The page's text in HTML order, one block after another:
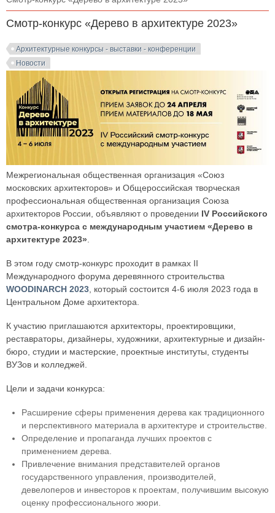
Смотр-конкурс «Дерево в архитектуре 2023»
Архитектурные конкурсы - выставки - конференции
Новости
Межрегиональная общественная организация «Союз
московских архитекторов» и Общероссийская творческая
профессиональная общественная организация Союза
архитекторов России, объявляют о проведении IV Российского
смотра-конкурса с международным участием «Дерево в
архитектуре 2023»
В этом году смотр-конкурс проходит в рамках II
Международного форума деревянного строительства
WOODINARCH 2023 , который состоится 4-6 июля 2023 года в
Центральном Доме архитектора.
К участию приглашаются архитекторы, проектировщики,
реставраторы, дизайнеры, художники, архитектурные и дизайн-
бюро, студии и мастерские, проектные институты, студенты
ВУЗов и колледжей.
Цели и задачи конкурса:
Расширение сферы применения дерева как традиционного
и перспективного материала в архитектуре и строительстве.
Определение и пропаганда лучших проектов с
применением дерева.
Привлечение внимания представителей органов
государственного управления, производителей,
девелоперов и инвесторов к проектам, получившим высокую
оценку профессионального жюри.